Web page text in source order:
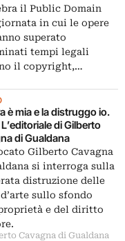
il Public Domain
in cui le opere
superato
tempi legali
il copyright,…
è mia e la distruggo io.
di Gilberto
di Gualdana
Gilberto Cavagna
si interroga sulla
distruzione delle
sullo sfondo
e del diritto
Cavagna di Gualdana